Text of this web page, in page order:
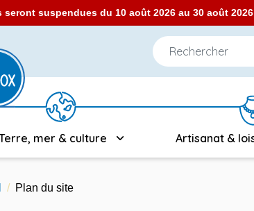
seront suspendues du 10 août 2026 au 30 août
mer & culture Artisanat &
Plan du site